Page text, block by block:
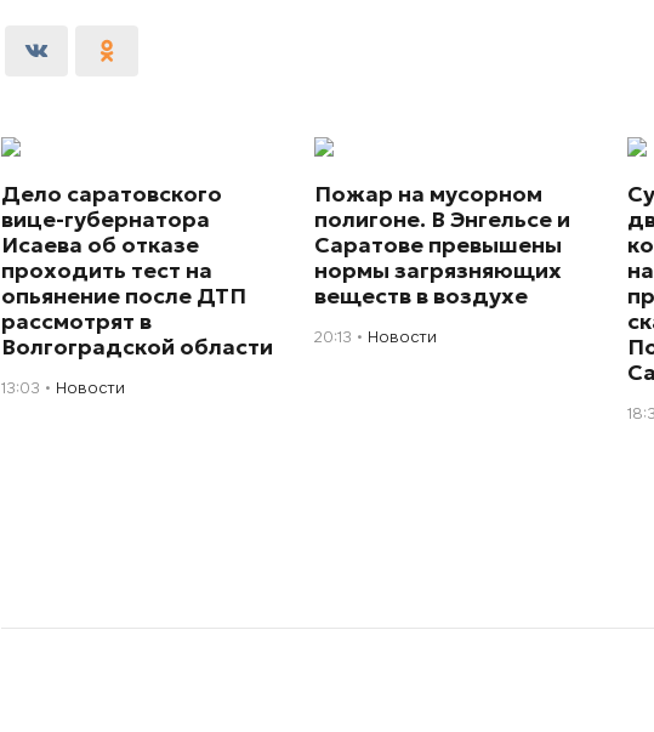
Дело саратовского
вице-губернатора
Исаева об отказе
проходить тест на
опьянение после ДТП
рассмотрят в
Волгоградской области
13:03 Новости
Пожар на мусорном
полигоне. В Энгельсе и
Саратове превышены
нормы загрязняющих
веществ в воздухе
20:13 Новости